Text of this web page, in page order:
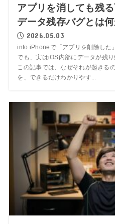
アプリを消しても残
データ残存バグとは
2026.05.03
info iPhoneで「アプリを削除した
でも、実はiOS内部にデータが残
この記事では、なぜそれが起きる
を、できるだけわかりやす...